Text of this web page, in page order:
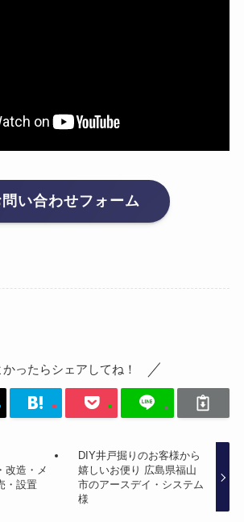
問い合わせフォーム
かったらシェアしてね！
改造・メ
・設置
DIY井戸掘りのお客様から
嬉しいお便り 広島県福山
市のアースデイ・システム
様